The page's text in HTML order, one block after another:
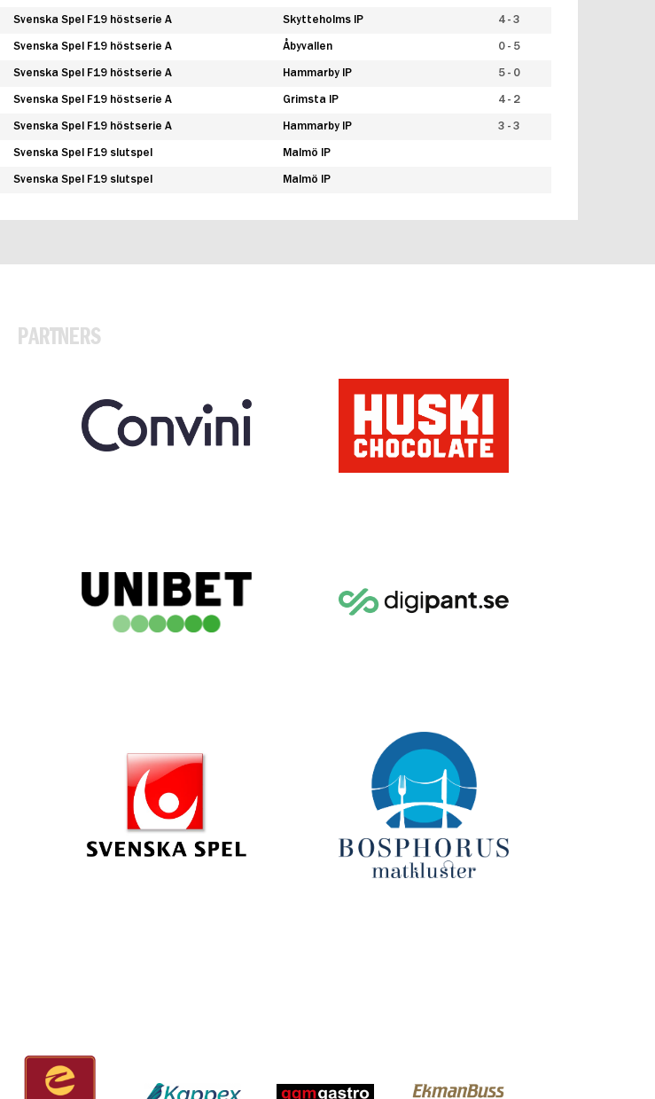
Svenska Spel F19 höstserie A Skytteholms IP 4 - 3
Svenska Spel F19 höstserie A Åbyvallen 0 - 5
Svenska Spel F19 höstserie A Hammarby IP 5 - 0
Svenska Spel F19 höstserie A Grimsta IP 4 - 2
Svenska Spel F19 höstserie A Hammarby IP 3 - 3
Svenska Spel F19 slutspel Malmö IP
Svenska Spel F19 slutspel Malmö IP
PARTNERS